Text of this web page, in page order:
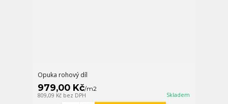
Opuka rohový díl
979,00 Kč/m2
809,09 Kč bez DPH Skladem